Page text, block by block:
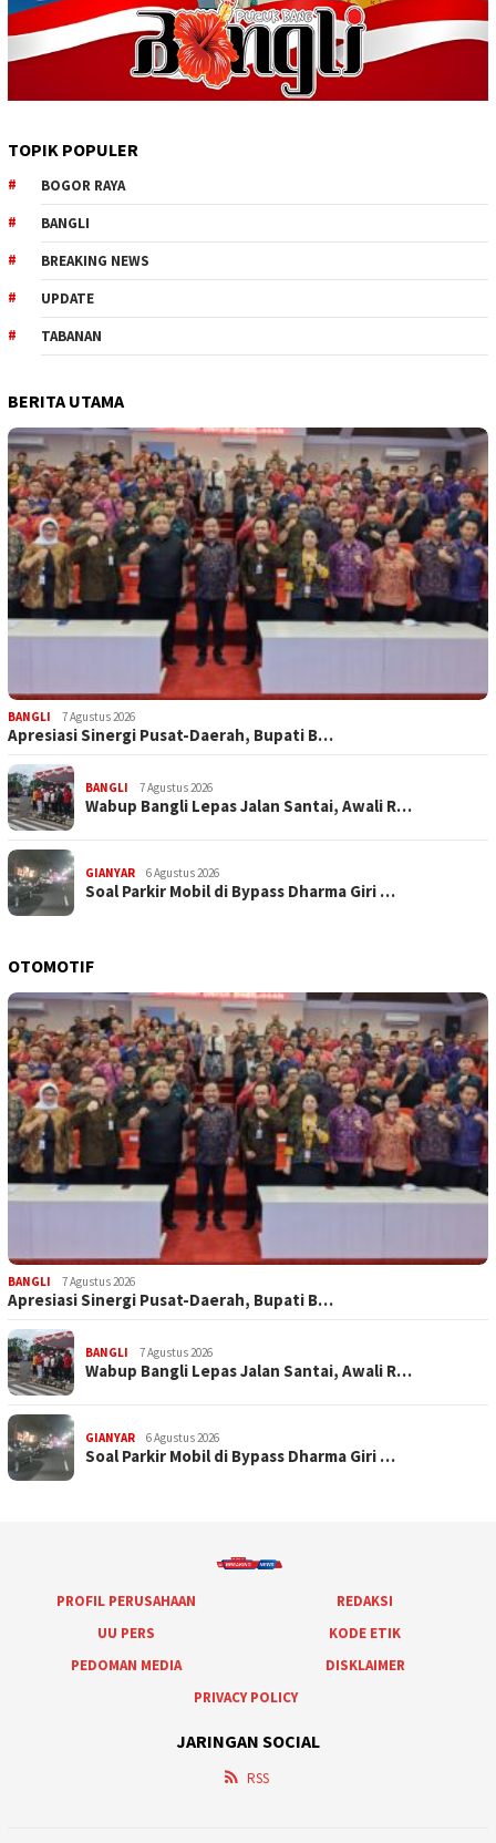
TOPIK POPULER
BOGOR RAYA
BANGLI
BREAKING NEWS
UPDATE
TABANAN
BERITA UTAMA
BANGLI 7 Agustus 2026
Apresiasi Sinergi Pusat-Daerah, Bupati B…
BANGLI 7 Agustus 2026
Wabup Bangli Lepas Jalan Santai, Awali R…
GIANYAR 6 Agustus 2026
Soal Parkir Mobil di Bypass Dharma Giri …
OTOMOTIF
BANGLI 7 Agustus 2026
Apresiasi Sinergi Pusat-Daerah, Bupati B…
BANGLI 7 Agustus 2026
Wabup Bangli Lepas Jalan Santai, Awali R…
GIANYAR 6 Agustus 2026
Soal Parkir Mobil di Bypass Dharma Giri …
PROFIL PERUSAHAAN
REDAKSI
UU PERS
KODE ETIK
PEDOMAN MEDIA
DISKLAIMER
PRIVACY POLICY
JARINGAN SOCIAL
RSS